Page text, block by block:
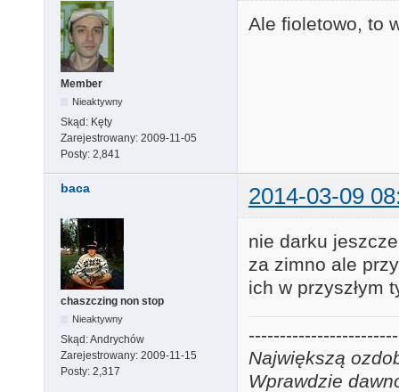
Member
Nieaktywny
Skąd: Kęty
Zarejestrowany: 2009-11-05
Posty: 2,841
Ale fioletowo, to
baca 2014-03-09
chaszczing non stop
Nieaktywny
Skąd:Andrychów
Zarejestrowany: 2009-11-15
Posty: 2,317
nie darku
za zimno ale
ich w przyszłym
Największą
Wprawdzie